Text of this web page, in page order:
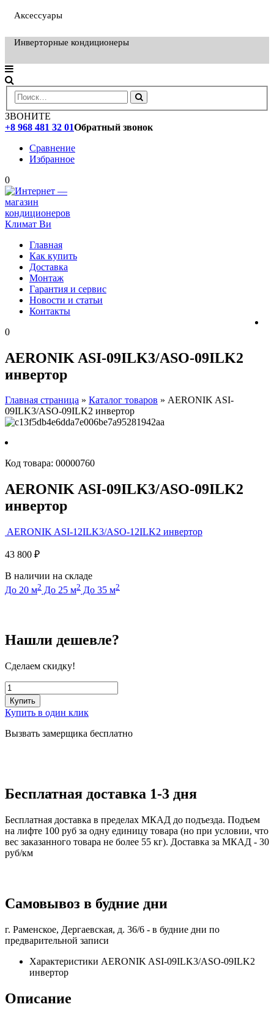
Аксессуары
Инверторные кондиционеры
ЗВОНИТЕ
+8 968 481 32 01Обратный звонок
Сравнение
Избранное
0
Главная
Как купить
Доставка
Монтаж
Гарантия и сервис
Новости и статьи
Контакты
0
AERONIK ASI-09ILK3/ASO-09ILK2
инвертoр
Главная страница » Каталог товаров » AERONIK ASI-
09ILK3/ASO-09ILK2 инвертoр
Код товара: 00000760
AERONIK ASI-09ILK3/ASO-09ILK2
инвертoр
AERONIK ASI-12ILK3/ASO-12ILK2 инвертoр
43 800 ₽
В наличии на складе
До 20 м2 До 25 м2 До 35 м2
Нашли дешевле?
Сделаем скидку!
Купить
Купить в один клик
Вызвать замерщика бесплатно
Бесплатная доставка 1-3 дня
Бесплатная доставка в пределах МКАД до подъезда. Подъем
на лифте 100 руб за одну единицу товара (но при условии, что
вес заказанного товара не более 55 кг). Доставка за МКАД - 30
руб/км
Самовывоз в будние дни
г. Раменское, Дергаевская, д. 36/6 - в будние дни по
предварительной записи
Характеристики AERONIK ASI-09ILK3/ASO-09ILK2
инвертoр
Описание